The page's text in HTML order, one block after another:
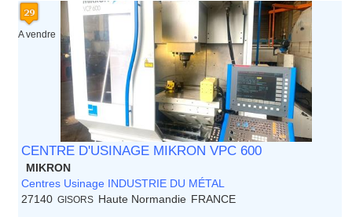
A vendre
CENTRE D'USINAGE MIKRON VPC 600
MIKRON
Centres Usinage INDUSTRIE DU MÉTAL
27140 GISORS Haute Normandie FRANCE